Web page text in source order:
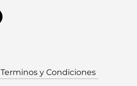
Terminos y Condiciones